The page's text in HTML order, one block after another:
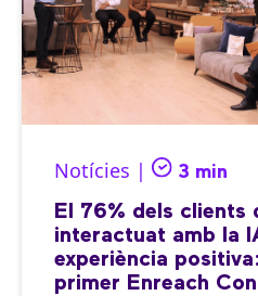
Notícies | 3 min
El 76% dels clients
interactuat amb la
experiència
primer Enreach